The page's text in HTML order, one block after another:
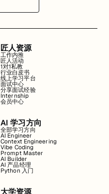
匠人资源
工作内推
匠人活动
1对1私教
行业白皮书
线上学习平台
面试中心
分享面试经验
Internship
会员中心
AI 学习方向
全部学习方向
AI Engineer
Context Engineering
Vibe Coding
Prompt Master
AI Builder
AI 产品经理
Python 入门
大学资源